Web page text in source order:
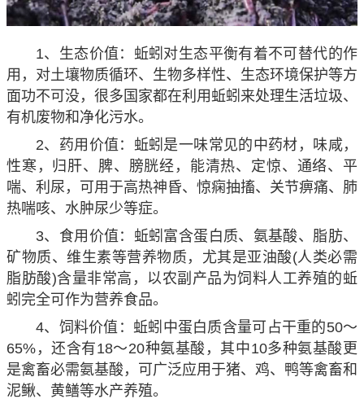
1、生态价值：蚯蚓对生态平衡有着不可替代的作
用，对土壤物质循环、生物多样性、生态环境保护等方
面功不可没，很多国家都在利用蚯蚓来处理生活垃圾、
有机废物和净化污水。
2、药用价值：蚯蚓是一味常见的中药材，味咸，
性寒，归肝、脾、膀胱经，能清热、定惊、通络、平
喘、利尿，可用于高热神昏、惊痫抽搐、关节痹痛、肺
热喘咳、水肿尿少等症。
3、食用价值：蚯蚓富含蛋白质、氨基酸、脂肪、
矿物质、维生素等营养物质，尤其是亚油酸(人类必需
脂肪酸)含量非常高，以农副产品为饲料人工养殖的蚯
蚓完全可作为营养食品。
4、饲料价值：蚯蚓中蛋白质含量可占干重的50～
65%，还含有18～20种氨基酸，其中10多种氨基酸更
是禽畜必需氨基酸，可广泛应用于猪、鸡、鸭等禽畜和
泥鳅、黄鳝等水产养殖。